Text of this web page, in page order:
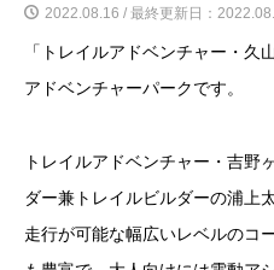
2022.08.16 / 最終更新日：
「トレイルアドベンチャー・
アドベンチャーパークです。
トレイルアドベンチャー・吉野
ダー兼トレイルビルダーの浦上
走行が可能な幅広いレベルのコ